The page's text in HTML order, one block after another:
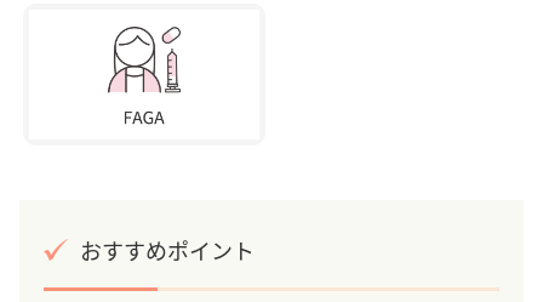
おすすめポイント